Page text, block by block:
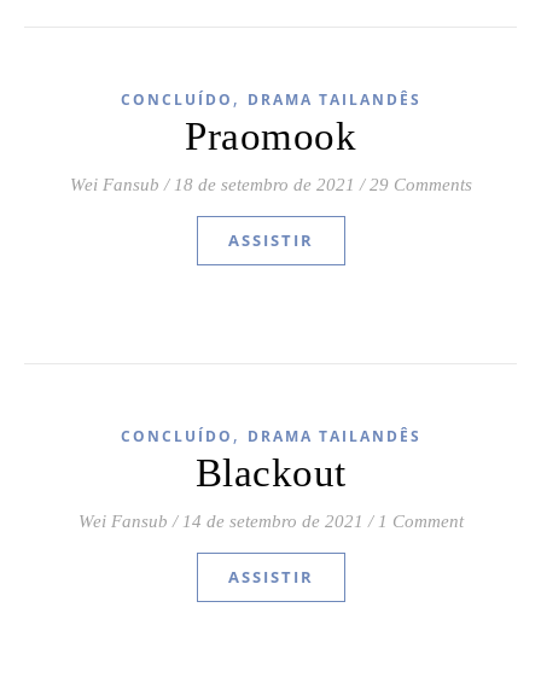
CONCLUÍDO , DRAMA TAILANDÊS
Praomook
Wei Fansub / 18 de setembro de 2021 / 29 Comments
ASSISTIR
CONCLUÍDO , DRAMA TAILANDÊS
Blackout
Wei Fansub / 14 de setembro de 2021 / 1 Comment
ASSISTIR